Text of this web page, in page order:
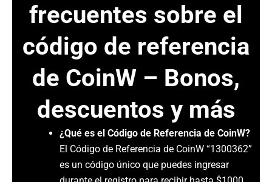
frecuentes sobre el
código de referencia
de CoinW – Bonos,
descuentos y más
¿Qué es el Código de Referencia de CoinW?
El Código de Referencia de CoinW “1300362”
es un código único que puedes ingresar